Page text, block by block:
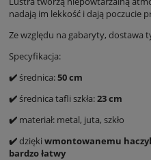
nadają im lekkość i dają poczucie
Ze względu na gabaryty, dostawa
Specyfikacja:
✔️średnica:50 cm
✔️średnica tafli szkła:23 cm
✔️ materiał: metal, juta, szkło
✔️dzięki wmontowanemu
bardzo łatwy